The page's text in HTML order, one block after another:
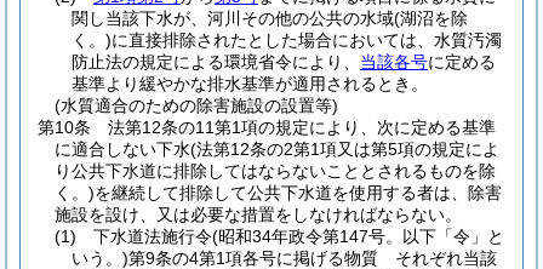
関し当該下水が、河川その他の公共の水域(湖沼を除
く。)に直接排除されたとした場合においては、水質汚濁
防止法の規定による環境省令により、 当該各号に定める
基準より緩やかな排水基準が適用されるとき。
(水質適合のための除害施設の設置等)
第10条
法第12条の11第1項の規定により、次に定める基準
に適合しない下水(法第12条の2第1項又は第5項の規定によ
り公共下水道に排除してはならないこととされるものを除
く。)を継続して排除して公共下水道を使用する者は、除害
施設を設け、又は必要な措置をしなければならない。
(1)
下水道法施行令(昭和34年政令第147号。以下「令」と
いう。)第9条の4第1項各号に掲げる物質 それぞれ当該